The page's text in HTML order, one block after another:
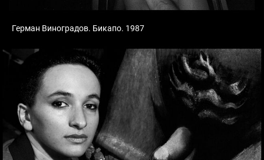
Герман Виноградов. Бикапо. 1987